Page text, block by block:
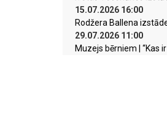
15.07.2026 16:00
Rodžera Ballena
29.07.2026 11:00
Muzejs bērniem | “Kas